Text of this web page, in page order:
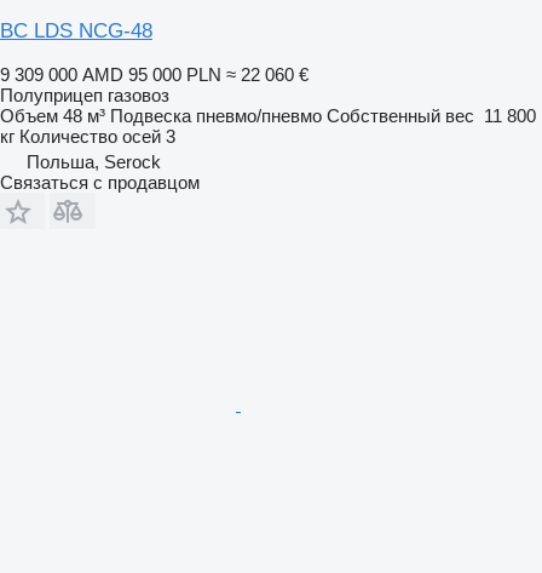
BC LDS NCG-48
9 309 000 AMD 95 000 PLN ≈ 22 060 €
Полуприцеп газовоз
Объем 48 м³ Подвеска пневмо/пневмо Собственный вес 11 800
кг Количество осей 3
Польша, Serock
Связаться с продавцом